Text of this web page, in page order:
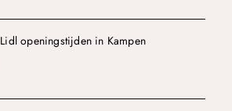
Lidl openingstijden in Kampen